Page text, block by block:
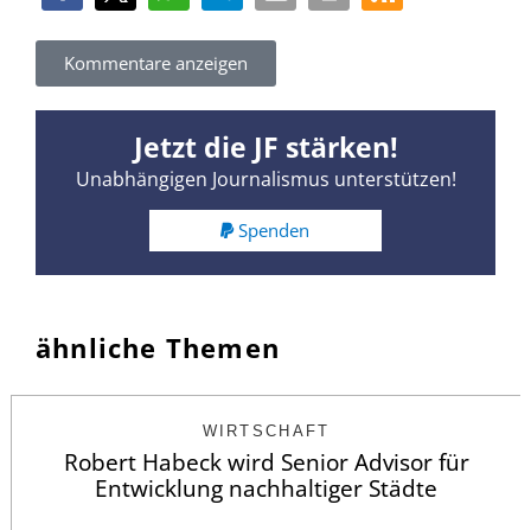
Kommentare anzeigen
Jetzt die JF stärken!
Unabhängigen Journalismus unterstützen!
Spenden
ähnliche Themen
WIRTSCHAFT
Robert Habeck wird Senior Advisor für
Entwicklung nachhaltiger Städte